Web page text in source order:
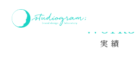
ホーム
Works
実 績